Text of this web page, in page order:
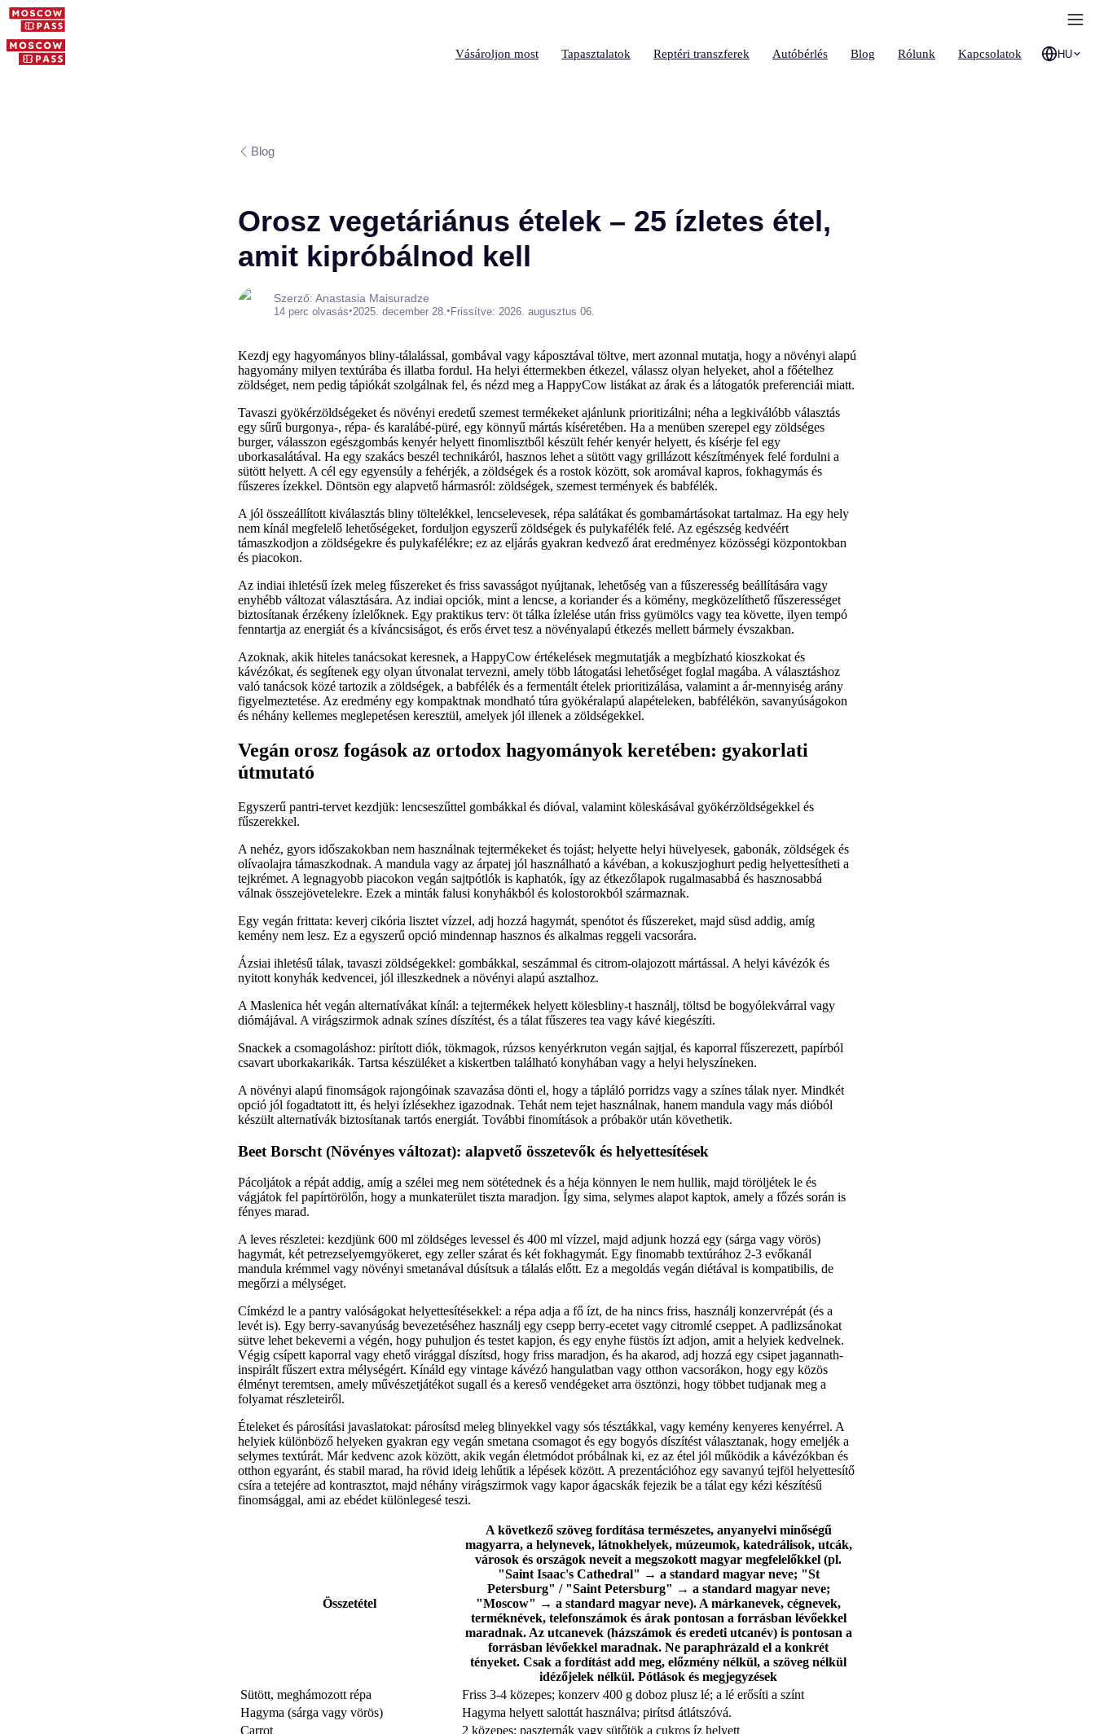
Vásároljon most Tapasztalatok Reptéri transzferek Autóbérlés Blog Rólunk Kapcsolatok HU
Blog
Orosz vegetáriánus ételek – 25 ízletes étel,
amit kipróbálnod kell
Szerző: Anastasia Maisuradze
14 perc olvasás•2025. december 28. •Frissítve: 2026. augusztus 06.
Kezdj egy hagyományos bliny-tálalással, gombával vagy káposztával töltve, mert azonnal mutatja, hogy a növényi alapú
hagyomány milyen textúrába és illatba fordul. Ha helyi éttermekben étkezel, válassz olyan helyeket, ahol a főételhez
zöldséget, nem pedig tápiókát szolgálnak fel, és nézd meg a HappyCow listákat az árak és a látogatók preferenciái miatt.
Tavaszi gyökérzöldségeket és növényi eredetű szemest termékeket ajánlunk prioritizálni; néha a legkiválóbb választás
egy sűrű burgonya-, répa- és karalábé-püré, egy könnyű mártás kíséretében. Ha a menüben szerepel egy zöldséges
burger, válasszon egészgombás kenyér helyett finomlisztből készült fehér kenyér helyett, és kísérje fel egy
uborkasalátával. Ha egy szakács beszél technikáról, hasznos lehet a sütött vagy grillázott készítmények felé fordulni a
sütött helyett. A cél egy egyensúly a fehérjék, a zöldségek és a rostok között, sok aromával kapros, fokhagymás és
fűszeres ízekkel. Döntsön egy alapvető hármasról: zöldségek, szemest termények és babfélék.
A jól összeállított kiválasztás bliny töltelékkel, lencselevesek, répa salátákat és gombamártásokat tartalmaz. Ha egy hely
nem kínál megfelelő lehetőségeket, forduljon egyszerű zöldségek és pulykafélék felé. Az egészség kedvéért
támaszkodjon a zöldségekre és pulykafélékre; ez az eljárás gyakran kedvező árat eredményez közösségi központokban
és piacokon.
Az indiai ihletésű ízek meleg fűszereket és friss savasságot nyújtanak, lehetőség van a fűszeresség beállítására vagy
enyhébb változat választására. Az indiai opciók, mint a lencse, a koriander és a kömény, megközelíthető fűszerességet
biztosítanak érzékeny ízlelőknek. Egy praktikus terv: öt tálka ízlelése után friss gyümölcs vagy tea követte, ilyen tempó
fenntartja az energiát és a kíváncsiságot, és erős érvet tesz a növényalapú étkezés mellett bármely évszakban.
Azoknak, akik hiteles tanácsokat keresnek, a HappyCow értékelések megmutatják a megbízható kioszkokat és
kávézókat, és segítenek egy olyan útvonalat tervezni, amely több látogatási lehetőséget foglal magába. A választáshoz
való tanácsok közé tartozik a zöldségek, a babfélék és a fermentált ételek prioritizálása, valamint a ár-mennyiség arány
figyelmeztetése. Az eredmény egy kompaktnak mondható túra gyökéralapú alapételeken, babfélékön, savanyúságokon
és néhány kellemes meglepetésen keresztül, amelyek jól illenek a zöldségekkel.
Vegán orosz fogások az ortodox hagyományok keretében: gyakorlati
útmutató
Egyszerű pantri-tervet kezdjük: lencseszűttel gombákkal és dióval, valamint köleskásával gyökérzöldségekkel és
fűszerekkel.
A nehéz, gyors időszakokban nem használnak tejtermékeket és tojást; helyette helyi hüvelyesek, gabonák, zöldségek és
olívaolajra támaszkodnak. A mandula vagy az árpatej jól használható a kávéban, a kokuszjoghurt pedig helyettesítheti a
tejkrémet. A legnagyobb piacokon vegán sajtpótlók is kaphatók, így az étkezőlapok rugalmasabbá és hasznosabbá
válnak összejövetelekre. Ezek a minták falusi konyhákból és kolostorokból származnak.
Egy vegán frittata: keverj cikória lisztet vízzel, adj hozzá hagymát, spenótot és fűszereket, majd süsd addig, amíg
kemény nem lesz. Ez a egyszerű opció mindennap hasznos és alkalmas reggeli vacsorára.
Ázsiai ihletésű tálak, tavaszi zöldségekkel: gombákkal, seszámmal és citrom-olajozott mártással. A helyi kávézók és
nyitott konyhák kedvencei, jól illeszkednek a növényi alapú asztalhoz.
A Maslenica hét vegán alternatívákat kínál: a tejtermékek helyett kölesbliny-t használj, töltsd be bogyólekvárral vagy
diómájával. A virágszirmok adnak színes díszítést, és a tálat fűszeres tea vagy kávé kiegészíti.
Snackek a csomagoláshoz: pirított diók, tökmagok, rúzsos kenyérkruton vegán sajtjal, és kaporral fűszerezett, papírból
csavart uborkakarikák. Tartsa készüléket a kiskertben található konyhában vagy a helyi helyszíneken.
A növényi alapú finomságok rajongóinak szavazása dönti el, hogy a tápláló porridzs vagy a színes tálak nyer. Mindkét
opció jól fogadtatott itt, és helyi ízlésekhez igazodnak. Tehát nem tejet használnak, hanem mandula vagy más dióból
készült alternatívák biztosítanak tartós energiát. További finomítások a próbakör után követhetik.
Beet Borscht (Növényes változat): alapvető összetevők és helyettesítések
Pácoljátok a répát addig, amíg a szélei meg nem sötétednek és a héja könnyen le nem hullik, majd töröljétek le és
vágjátok fel papírtörölőn, hogy a munkaterület tiszta maradjon. Így sima, selymes alapot kaptok, amely a főzés során is
fényes marad.
A leves részletei: kezdjünk 600 ml zöldséges levessel és 400 ml vízzel, majd adjunk hozzá egy (sárga vagy vörös)
hagymát, két petrezselyemgyökeret, egy zeller szárat és két fokhagymát. Egy finomabb textúrához 2-3 evőkanál
mandula krémmel vagy növényi smetanával dúsítsuk a tálalás előtt. Ez a megoldás vegán diétával is kompatibilis, de
megőrzi a mélységet.
Címkézd le a pantry valóságokat helyettesítésekkel: a répa adja a fő ízt, de ha nincs friss, használj konzervrépát (és a
levét is). Egy berry-savanyúság bevezetéséhez használj egy csepp berry-ecetet vagy citromlé cseppet. A padlizsánokat
sütve lehet bekeverni a végén, hogy puhuljon és testet kapjon, és egy enyhe füstös ízt adjon, amit a helyiek kedvelnek.
Végig csípett kaporral vagy ehető virággal díszítsd, hogy friss maradjon, és ha akarod, adj hozzá egy csipet jagannath-
inspirált fűszert extra mélységért. Kínáld egy vintage kávézó hangulatban vagy otthon vacsorákon, hogy egy közös
élményt teremtsen, amely művészetjátékot sugall és a kereső vendégeket arra ösztönzi, hogy többet tudjanak meg a
folyamat részleteiről.
Ételeket és párosítási javaslatokat: párosítsd meleg blinyekkel vagy sós tésztákkal, vagy kemény kenyeres kenyérrel. A
helyiek különböző helyeken gyakran egy vegán smetana csomagot és egy bogyós díszítést választanak, hogy emeljék a
selymes textúrát. Már kedvenc azok között, akik vegán életmódot próbálnak ki, ez az étel jól működik a kávézókban és
otthon egyaránt, és stabil marad, ha rövid ideig lehűtik a lépések között. A prezentációhoz egy savanyú tejföl helyettesítő
csíra a tetejére ad kontrasztot, majd néhány virágszirmok vagy kapor ágacskák fejezik be a tálat egy kézi készítésű
finomsággal, ami az ebédet különlegesé teszi.
Összetétel
A következő szöveg fordítása természetes, anyanyelvi minőségű
magyarra, a helynevek, látnokhelyek, múzeumok, katedrálisok, utcák,
városok és országok neveit a megszokott magyar megfelelőkkel (pl.
"Saint Isaac's Cathedral" → a standard magyar neve; "St
Petersburg" / "Saint Petersburg" → a standard magyar neve;
"Moscow" → a standard magyar neve). A márkanevek, cégnevek,
terméknévek, telefonszámok és árak pontosan a forrásban lévőekkel
maradnak. Az utcanevek (házszámok és eredeti utcanév) is pontosan a
forrásban lévőekkel maradnak. Ne paraphrázald el a konkrét
tényeket. Csak a fordítást add meg, előzmény nélkül, a szöveg nélkül
idézőjelek nélkül. Pótlások és megjegyzések
Sütött, meghámozott répa
Friss 3-4 közepes; konzerv 400 g doboz plusz lé; a lé erősíti a színt
Hagyma (sárga vagy vörös)
Hagyma helyett salottát használva; pirítsd átlátszóvá.
Carrot
2 közepes; paszternák vagy sütőtök a cukros íz helyett